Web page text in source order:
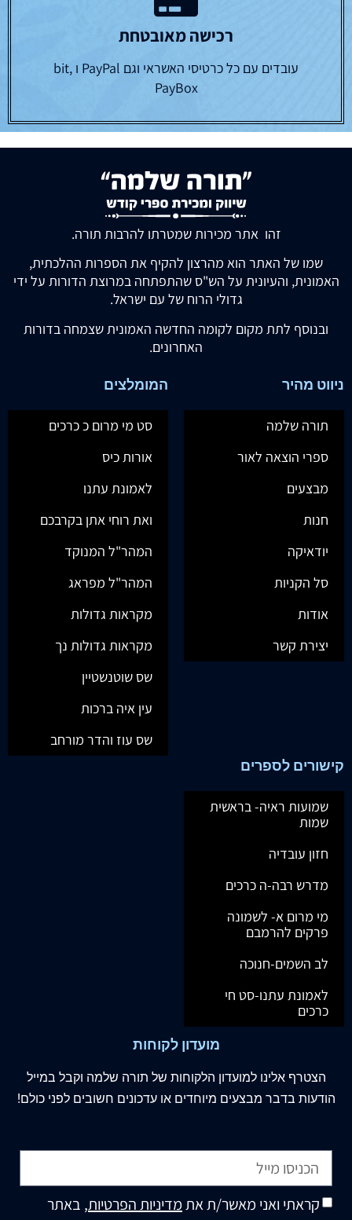
רכישה מאובטחת
עובדים עם כל כרטיסי האשראי וגם PayPal ו bit,
PayBox
זהו אתר מכירות שמטרתו להרבות תורה.
שמו של האתר הוא מהרצון להקיף את הספרות ההלכתית,
האמונית, והעיונית על הש"ס שהתפתחה במרוצת הדורות על ידי
גדולי הרוח של עם ישראל.
ובנוסף לתת מקום לקומה החדשה האמונית שצמחה בדורות
האחרונים.
ניווט מהיר
תורה שלמה
ספרי הוצאה לאור
מבצעים
חנות
יודאיקה
סל הקניות
אודות
יצירת קשר
המומלצים
סט מי מרום כ כרכים
אורות כיס
לאמונת עתנו
ואת רוחי אתן בקרבכם
המהר"ל המנוקד
המהר"ל מפראג
מקראות גדולות
מקראות גדולות נך
שס שוטנשטיין
עין איה ברכות
שס עוז והדר מורחב
קישורים לספרים
שמועות ראיה- בראשית
שמות
חזון עובדיה
מדרש רבה-ה כרכים
מי מרום א- לשמונה
פרקים להרמבם
לב השמים-חנוכה
לאמונת עתנו-סט חי
כרכים
מועדון לקוחות
הצטרף אלינו למועדון הלקוחות של תורה שלמה וקבל במייל
הודעות בדבר מבצעים מיוחדים או עדכונים חשובים לפני כולם!
קראתי ואני מאשר/ת אתמדיניות הפרטיות, באתר